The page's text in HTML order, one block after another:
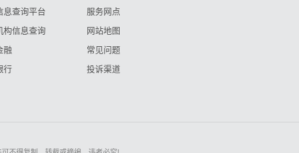
息查询平台
构信息查询
融
行
服务网点
网站地图
常见问题
投诉渠道